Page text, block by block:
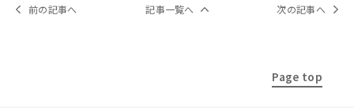
前の記事へ 記事一覧へ 次の記事へ
Page top